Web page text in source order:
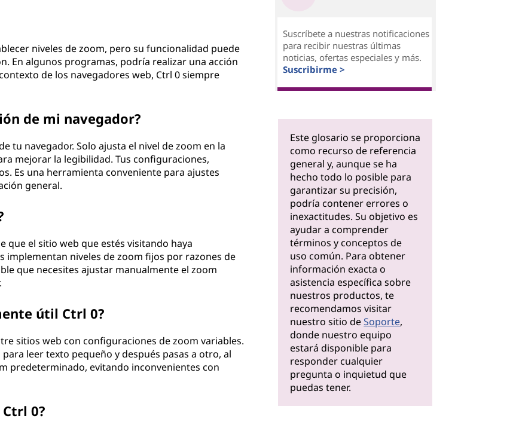
niveles de zoom, pero su funcionalidad puede
En algunos programas, podría realizar una acción
de los navegadores web, Ctrl 0 siempre
de mi navegador?
tu navegador. Solo ajusta el nivel de zoom en la
mejorar la legibilidad. Tus configuraciones,
Es una herramienta conveniente para ajustes
general.
que el sitio web que estés visitando haya
niveles de zoom fijos por razones de
que necesites ajustar manualmente el zoom
útil Ctrl 0?
sitios web con configuraciones de zoom variables.
leer texto pequeño y después pasas a otro, al
predeterminado, evitando inconvenientes con
0?
Suscríbete a nuestras notificaciones
para recibir nuestras últimas
noticias, ofertas especiales y más.
Suscribirme >
Este glosario se proporciona
como recurso de referencia
general y, aunque se ha
hecho todo lo posible para
garantizar su precisión,
podría contener errores o
inexactitudes. Su objetivo es
ayudar a comprender
términos y conceptos de
uso común. Para obtener
información exacta o
asistencia específica sobre
nuestros productos, te
recomendamos visitar
nuestro sitio deSoporte,
donde nuestro equipo
estará disponible para
responder cualquier
pregunta o inquietud que
puedas tener.